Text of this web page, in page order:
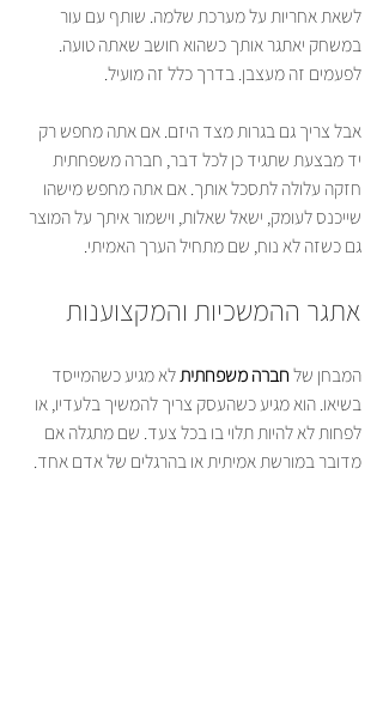
לשאת אחריות על מערכת שלמה. שותף עם עור
במשחק יאתגר אותך כשהוא חושב שאתה טועה.
לפעמים זה מעצבן. בדרך כלל זה מועיל.
אבל צריך גם בגרות מצד היזם. אם אתה מחפש רק
יד מבצעת שתגיד כן לכל דבר, חברה משפחתית
חזקה עלולה לתסכל אותך. אם אתה מחפש מישהו
שייכנס לעומק, ישאל שאלות, וישמור איתך על המוצר
גם כשזה לא נוח, שם מתחיל הערך האמיתי.
אתגר ההמשכיות והמקצוענות
המבחן של חברה משפחתית לא מגיע כשהמייסד
בשיאו. הוא מגיע כשהעסק צריך להמשיך בלעדיו, או
לפחות לא להיות תלוי בו בכל צעד. שם מתגלה אם
מדובר במורשת אמיתית או בהרגלים של אדם אחד.